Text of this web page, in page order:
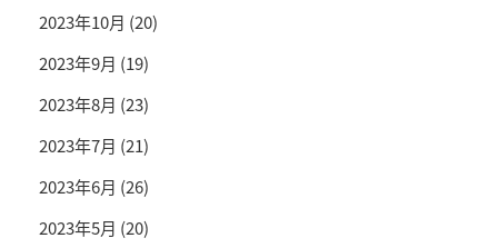
2023年10月 (20)
2023年9月 (19)
2023年8月 (23)
2023年7月 (21)
2023年6月 (26)
2023年5月 (20)